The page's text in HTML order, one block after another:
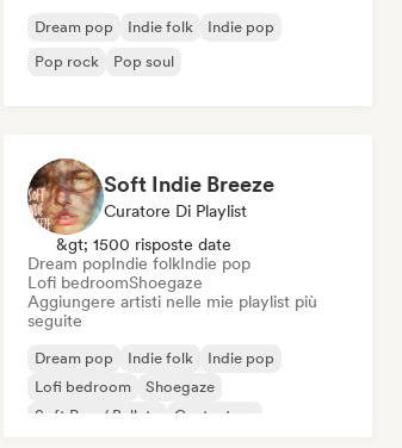
Dream pop Indie folk
Indie pop
Pop rock
Pop soul
Soft Indie Breeze
Curatore Di Playlist
&gt; 1500 risposte date
Dream popIndie folkIndie pop
Lofi bedroomShoegaze
Aggiungere artisti nelle mie playlist più
seguite
Dream pop Indie folk
Indie pop
Lofi bedroom
Shoegaze
Soft Pop / Ballata
Cantautore